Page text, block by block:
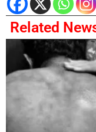
Related